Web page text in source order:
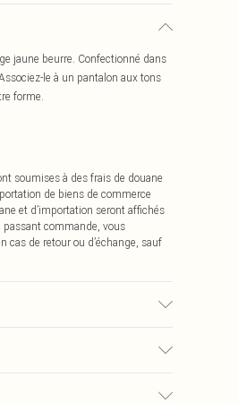
jaune beurre. Confectionné dans
le à un pantalon aux tons
forme.
soumises à des frais de douane
de biens de commerce
et d’importation seront affichés
commande, vous
cas de retour ou d’échange, sauf